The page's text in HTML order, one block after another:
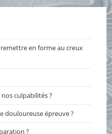
close
panel.
en forme au creux
culpabilités ?
douloureuse épreuve ?
?